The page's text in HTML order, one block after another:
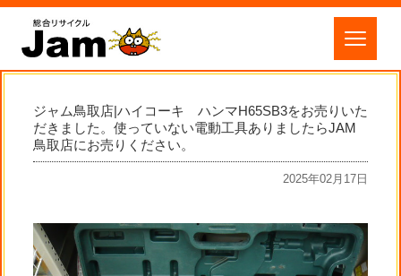
ジャム鳥取店|ハイコーキ ハンマH65SB3をお売りいた
だきました。使っていない電動工具ありましたらJAM
鳥取店にお売りください。
2025年02月17日